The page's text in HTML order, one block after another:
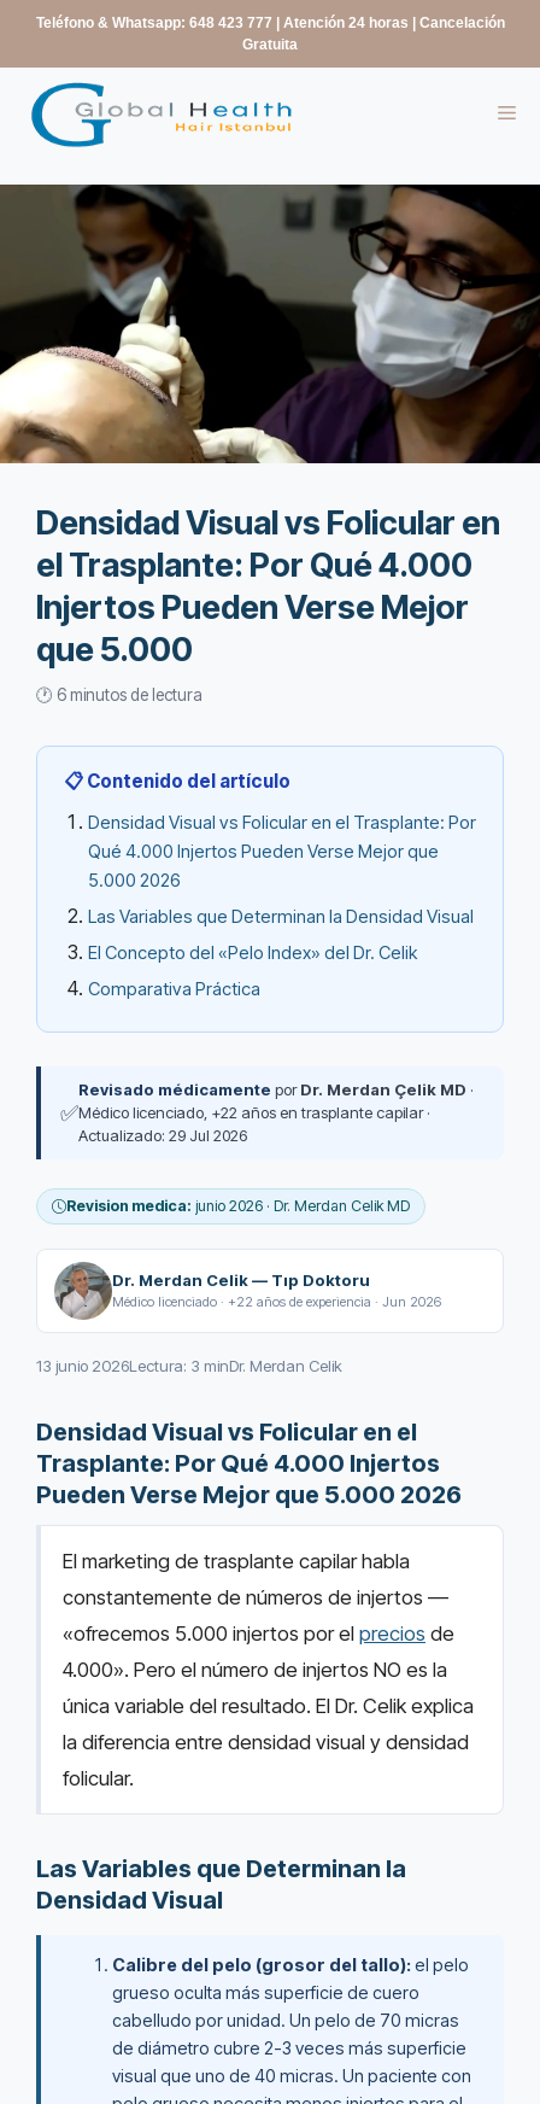
contenido
Teléfono & Whatsapp: 648 423 777
| Atención 24 horas | Cancelación
Gratuita
Densidad Visual vs Folicular en
el Trasplante: Por Qué 4.000
Injertos Pueden Verse Mejor
que 5.000
🕐 6 minutos de lectura
📋 Contenido del artículo
Densidad Visual vs Folicular en el Trasplante: Por
Qué 4.000 Injertos Pueden Verse Mejor que
5.000 2026
Las Variables que Determinan la Densidad Visual
El Concepto del «Pelo Index» del Dr. Celik
Comparativa Práctica
✅
Revisado médicamente porDr. Merdan Çelik MD ·
Médico licenciado, +22 años en trasplante capilar ·
Actualizado: 29 Jul 2026
Revision medica: junio 2026 · Dr. Merdan Celik MD
Dr. Merdan Celik — Tıp Doktoru
Médico licenciado · +22 años de experiencia · Jun 2026
13 junio 2026Lectura: 3 minDr. Merdan Celik
Densidad Visual vs Folicular en el
Trasplante: Por Qué 4.000 Injertos
Pueden Verse Mejor que 5.000 2026
El marketing de trasplante capilar habla
constantemente de números de injertos —
«ofrecemos 5.000 injertos por el precios de
4.000». Pero el número de injertos NO es la
única variable del resultado. El Dr. Celik explica
la diferencia entre densidad visual y densidad
folicular.
Las Variables que Determinan la
Densidad Visual
Calibre del pelo (grosor del tallo): el pelo
grueso oculta más superficie de cuero
cabelludo por unidad. Un pelo de 70 micras
de diámetro cubre 2-3 veces más superficie
visual que uno de 40 micras. Un paciente con